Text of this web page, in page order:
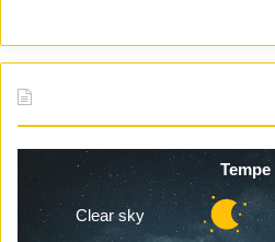
Tempe
Clear sky